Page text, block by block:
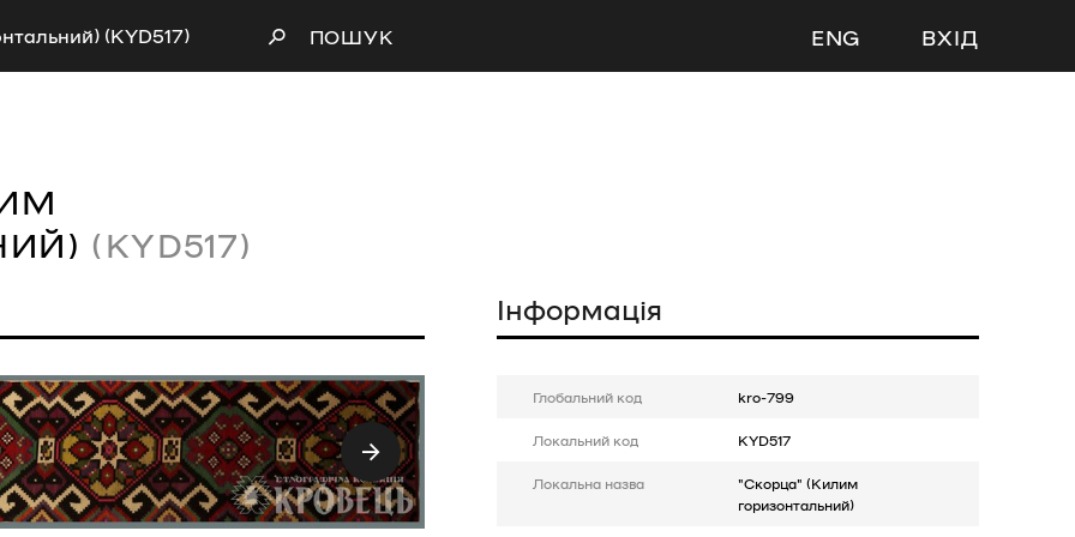
(KYD517) ПОШУК ENG ВХІД
(KYD517)
Інформація
Глобальний код kro-799
Локальний код KYD517
Локальна назва
"Скорца" (Килим
горизонтальний)